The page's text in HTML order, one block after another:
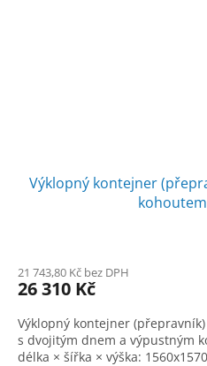
Výklopný kontejner
21 743,80 Kč bez DPH
26 310 Kč
Výklopný kontejner
s dvojitým dnem a výpustným
délka × šířka × výška: